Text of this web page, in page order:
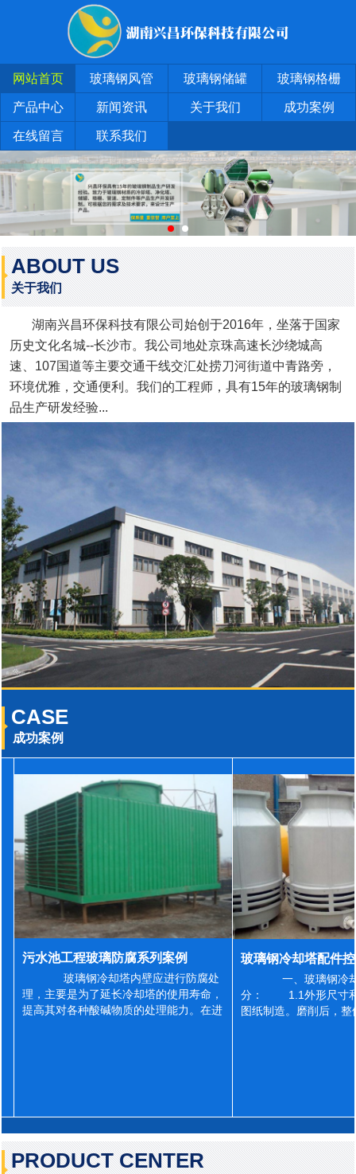
网站首页 玻璃钢风管 玻璃钢储罐 玻璃钢格栅
产品中心 新闻资讯 关于我们 成功案例
在线留言 联系我们
ABOUT US
关于我们
湖南兴昌环保科技有限公司始创于2016年，坐落于国家
历史文化名城--长沙市。我公司地处京珠高速长沙绕城高
速、107国道等主要交通干线交汇处捞刀河街道中青路旁，
环境优雅，交通便利。我们的工程师，具有15年的玻璃钢制
品生产研发经验...
CASE
成功案例
污水池工程玻璃防腐系列案例
玻璃钢冷却塔内壁应进行防腐处
理，主要是为了延长冷却塔的使用寿命，
提高其对各种酸碱物质的处理能力。在进
一、玻璃钢冷
分： 1.1外形尺寸和
图纸制造。磨削后，
PRODUCT CENTER